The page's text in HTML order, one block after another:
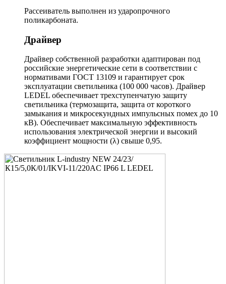
Рассеиватель выполнен из ударопрочного
поликарбоната.
Драйвер
Драйвер собственной разработки адаптирован под
российские энергетические сети в соответствии с
нормативами ГОСТ 13109 и гарантирует срок
эксплуатации светильника (100 000 часов). Драйвер
LEDEL обеспечивает трехступенчатую защиту
светильника (термозащита, защита от короткого
замыкания и микросекундных импульсных помех до 10
кВ). Обеспечивает максимальную эффективность
использования электрической энергии и высокий
коэффициент мощности (λ) свыше 0,95.